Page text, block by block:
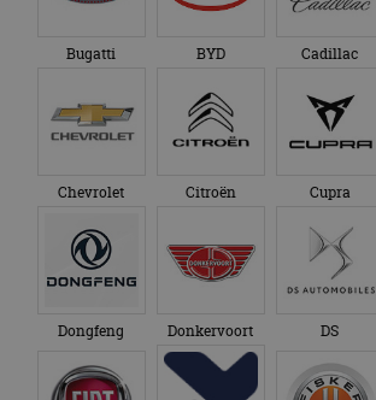
Bugatti BYD Cadillac
Chevrolet Citroën Cupra
Dongfeng Donkervoort DS